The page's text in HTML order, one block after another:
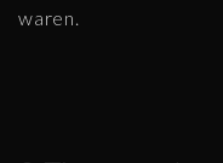
waren.